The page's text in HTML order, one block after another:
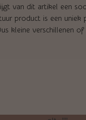
van dit artikel een
product is een uniek
kleine verschillenen